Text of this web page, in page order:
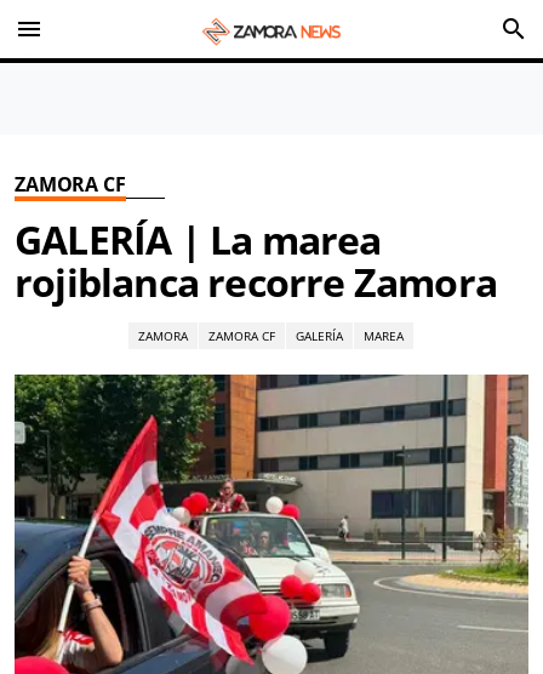
menu search
ZAMORA CF
GALERÍA | La marea
rojiblanca recorre Zamora
ZAMORA ZAMORA CF GALERÍA MAREA